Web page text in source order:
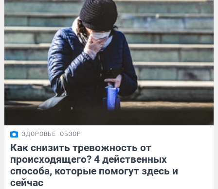
ЗДОРОВЬЕ ОБЗОР
Как снизить тревожность от
происходящего? 4 действенных
способа, которые помогут здесь и
сейчас